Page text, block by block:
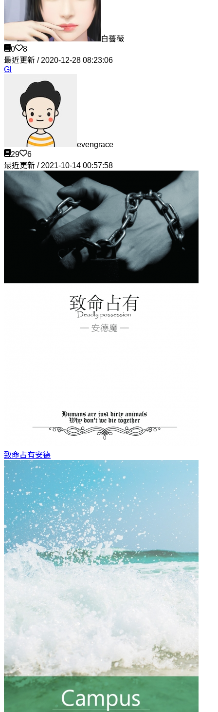
白薔薇
0
8
最近更新 / 2020-12-28 08:23:06
Gl
evengrace
29
6
最近更新 / 2021-10-14 00:57:58
致命占有安德